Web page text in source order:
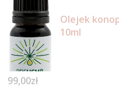
Olejek
10ml
99,00zł